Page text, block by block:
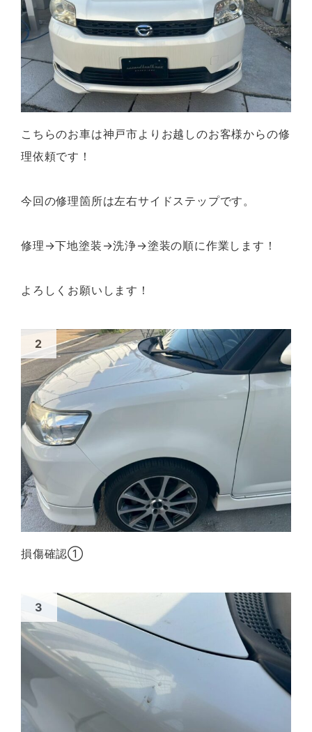
こちらのお車は神戸市よりお越しのお客様からの修
理依頼です！
今回の修理箇所は左右サイドステップです。
修理→下地塗装→洗浄→塗装の順に作業します！
よろしくお願いします！
損傷確認①